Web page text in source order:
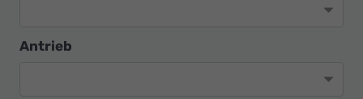
Antrieb